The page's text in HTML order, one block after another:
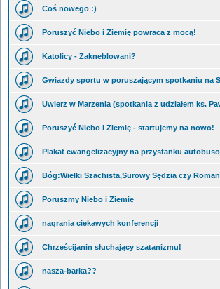
Coś nowego :)
Poruszyć Niebo i Ziemię powraca z mocą!
Katolicy - Zakneblowani?
Gwiazdy sportu w poruszającym spotkaniu na
Uwierz w Marzenia (spotkania z udziałem ks.
Poruszyć Niebo i Ziemię - startujemy na nowo!
Plakat ewangelizacyjny na przystanku
Bóg:Wielki Szachista,Surowy Sędzia czy
Poruszmy Niebo i Ziemię
nagrania ciekawych konferencji
Chrześcijanin słuchający szatanizmu!
nasza-barka??